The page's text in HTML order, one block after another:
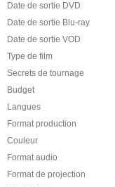
Date de sortie DVD
Date de sortie Blu-ray
Date de sortie VOD
Type de film
Secrets de tournage
Budget
Langues
Format production
Couleur
Format audio
Format de projection